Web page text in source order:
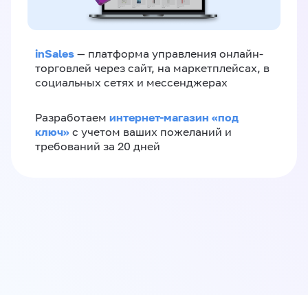
inSales — платформа управления онлайн-
торговлей через сайт, на маркетплейсах, в
социальных сетях и мессенджерах
Разработаем интернет-магазин «‎под
ключ»‎ с учетом ваших пожеланий и
требований за 20 дней